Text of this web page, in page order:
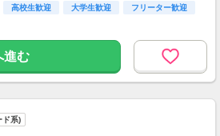
高校生歓迎 大学生歓迎
フリーター歓迎
進む
ド系)